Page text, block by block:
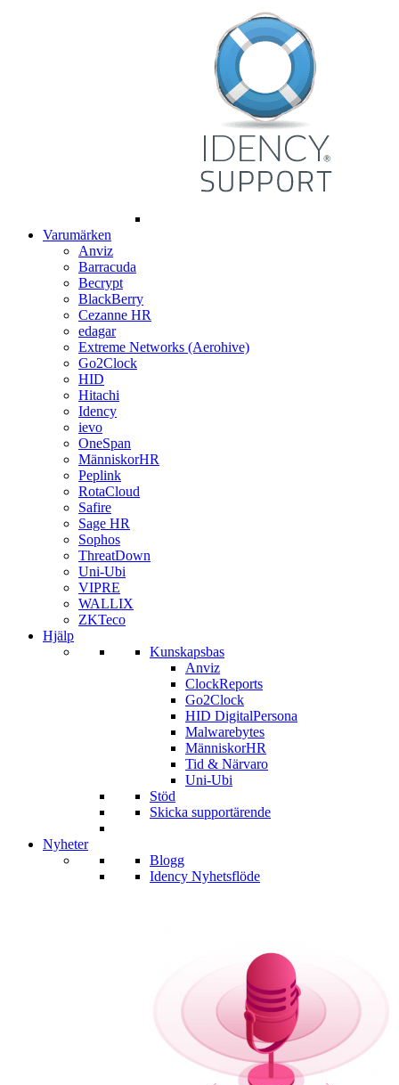
Varumärken
Anviz
Barracuda
Becrypt
BlackBerry
Cezanne HR
edagar
Extreme Networks (Aerohive)
Go2Clock
HID
Hitachi
Idency
ievo
OneSpan
MänniskorHR
Peplink
RotaCloud
Safire
Sage HR
Sophos
ThreatDown
Uni-Ubi
VIPRE
WALLIX
ZKTeco
Hjälp
Kunskapsbas
Anviz
ClockReports
Go2Clock
HID DigitalPersona
Malwarebytes
MänniskorHR
Tid & Närvaro
Uni-Ubi
Stöd
Skicka supportärende
Nyheter
Blogg
Idency Nyhetsflöde